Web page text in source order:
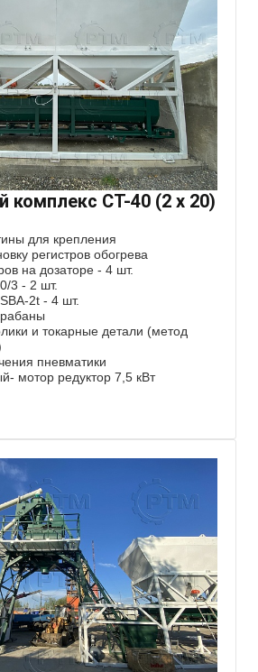
СТ-40 (2 х 20)
для крепления
регистров обогрева
на дозаторе - 4 шт.
3 - 2 шт.
2t - 4 шт.
и токарные детали (метод
пневматики
мотор редуктор 7,5 кВт